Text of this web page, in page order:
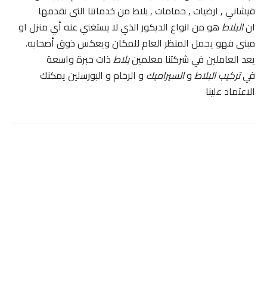
قيشاني , ارضيات , حمامات , بلاط من خدماتنا التى نقدمها
البلاطهو من انواع الديكور الذي لا يستغني عنه أي منزل او
مبنى فهو يجمل المنظر العام للمكان ويعكس ذوق أصحابه.
يعد العاملين في شركتنا معلمينبلاطذات خبرة واسعة
فيتركيب البلاطوالسيراميكو الرخام و البورسلين يمكنك
الاعتماد علينا